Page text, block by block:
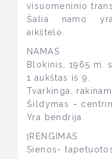
visuomeninio
Šalia namo
aikštelė.
NAMAS
Blokinis, 1965 m.
1 aukštas iš 9.
Tvarkinga,
Šildymas –
Yra bendrija.
ĮRENGIMAS
Sienos-